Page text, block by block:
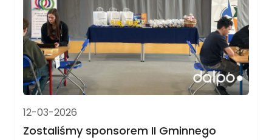
12-03-2026
Zostaliśmy sponsorem II Gminnego